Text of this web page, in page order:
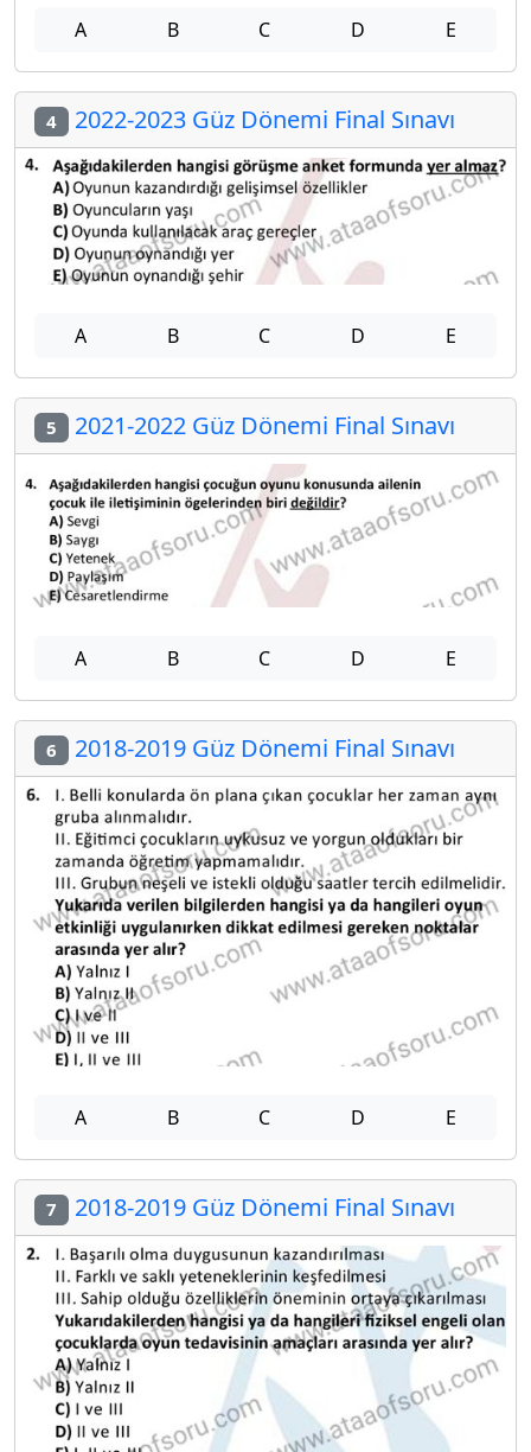
A B C D E
4 2022-2023 Güz Dönemi Final Sınavı
A B C D E
5 2021-2022 Güz Dönemi Final Sınavı
A B C D E
6 2018-2019 Güz Dönemi Final Sınavı
A B C D E
7 2018-2019 Güz Dönemi Final Sınavı